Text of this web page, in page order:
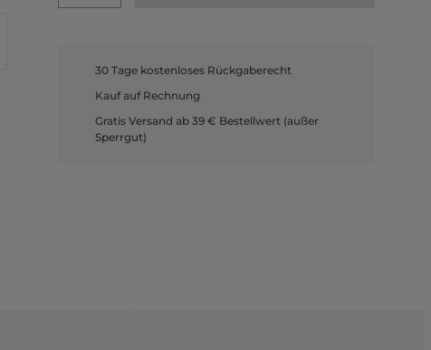
30 Tage kostenloses Rückgaberecht
Kauf auf Rechnung
Gratis Versand ab 39 € Bestellwert (außer
Sperrgut)